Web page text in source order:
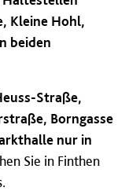
Kleine Hohl,
beiden
Straße,
Borngasse
nur in
Sie in Finthen